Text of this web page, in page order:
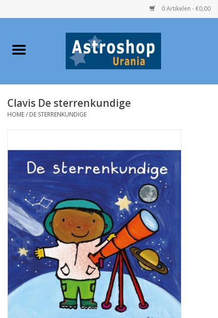
0 Artikelen - €0,00
Home
Telescopen
Urania / Eclipsbrillen
Speelgoed
Globes / Gadgets
Weerstations
Aanbiedingen
Clavis De sterrenkundige
HOME/ DE STERRENKUNDIGE